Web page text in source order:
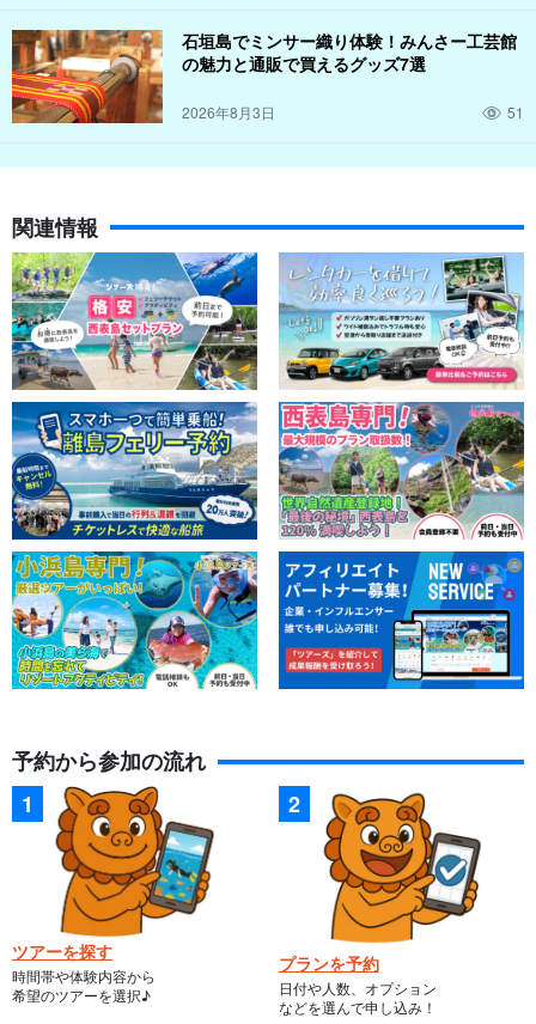
石垣島でミンサー織り体験！みんさー工芸館
の魅力と通販で買えるグッズ7選
2026年8月3日 51
関連情報
予約から参加の流れ
ツアーを探す
時間帯や体験内容から
希望のツアーを選択♪
プランを予約
日付や人数、オプション
などを選んで申し込み！